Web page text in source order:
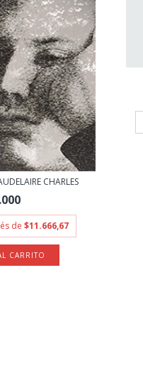
CHARLES
de $11.666,67